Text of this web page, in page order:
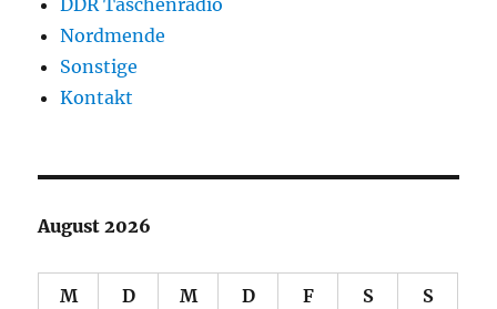
DDR Taschenradio
Nordmende
Sonstige
Kontakt
August 2026
M D M D F S S